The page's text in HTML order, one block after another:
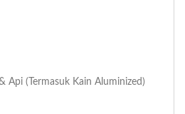
Api (termasuk Kain Aluminized)